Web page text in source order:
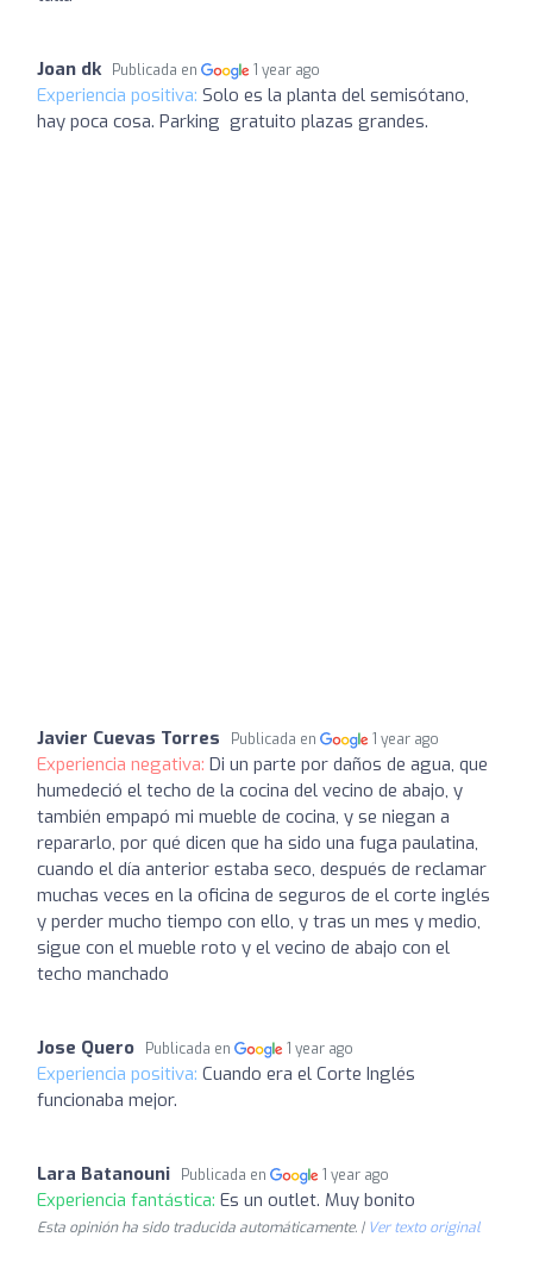
Joan dk Publicada en 1 year ago
Experiencia positiva: Solo es la planta del semisótano,
hay poca cosa. Parking ️ gratuito plazas grandes.
Javier Cuevas Torres Publicada en 1 year ago
Experiencia negativa: Di un parte por daños de agua, que
humedeció el techo de la cocina del vecino de abajo, y
también empapó mi mueble de cocina, y se niegan a
repararlo, por qué dicen que ha sido una fuga paulatina,
cuando el día anterior estaba seco, después de reclamar
muchas veces en la oficina de seguros de el corte inglés
y perder mucho tiempo con ello, y tras un mes y medio,
sigue con el mueble roto y el vecino de abajo con el
techo manchado
Jose Quero Publicada en 1 year ago
Experiencia positiva: Cuando era el Corte Inglés
funcionaba mejor.
Lara Batanouni Publicada en 1 year ago
Experiencia fantástica: Es un outlet. Muy bonito
Esta opinión ha sido traducida automáticamente. | Ver texto original